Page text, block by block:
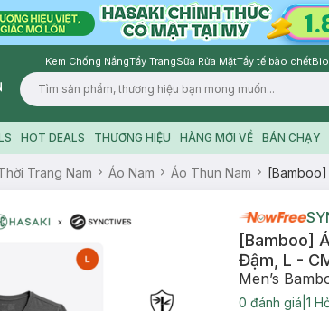
Kem Chống NắngTẩy TrangSữa Rửa MặtTẩy tế bào chết
HOT DEALS THƯƠNG HIỆU HÀNG MỚI VỀ BÁN CHẠY
Trang Nam Áo Nam Áo Thun Nam
[Bamboo]
Đậm, L -
Men’s
0 đánh giá 1